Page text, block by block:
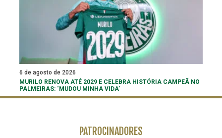
6 de agosto de 2026
MURILO RENOVA ATÉ 2029 E CELEBRA HISTÓRIA CAMPEÃ NO
PALMEIRAS: ‘MUDOU MINHA VIDA’
PATROCINADORES